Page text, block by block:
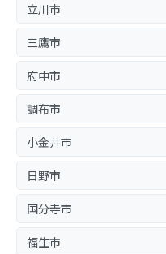
立川市
三鷹市
府中市
調布市
小金井市
日野市
国分寺市
福生市